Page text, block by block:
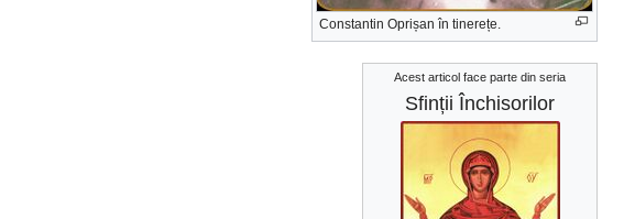
Constantin Oprișan în tinerețe.
Acest articol face parte din seria
Sfinții Închisorilor